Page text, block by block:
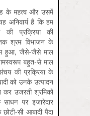
के महत्व और उसमें
अनिवार्य है कि हम
की प्रक्रिया की
श्रम विभाजन के
हुआ, जैसे-जैसे माल
बहुत-से माल
की प्रक्रिया के
को उनके उत्पादन
उजरती श्रमिकों
पर इजारेदार
सी आबादी पैदा